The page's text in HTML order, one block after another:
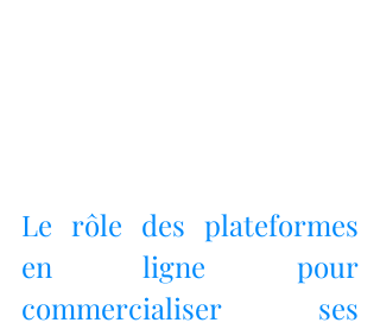
Le rôle des plateformes
en ligne pour
commercialiser ses